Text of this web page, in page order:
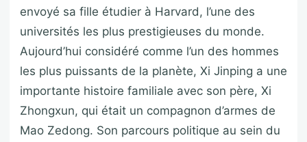
envoyé sa fille étudier à Harvard, l’une des
universités les plus prestigieuses du monde.
Aujourd’hui considéré comme l’un des hommes
les plus puissants de la planète, Xi Jinping a une
importante histoire familiale avec son père, Xi
Zhongxun, qui était un compagnon d’armes de
Mao Zedong. Son parcours politique au sein du